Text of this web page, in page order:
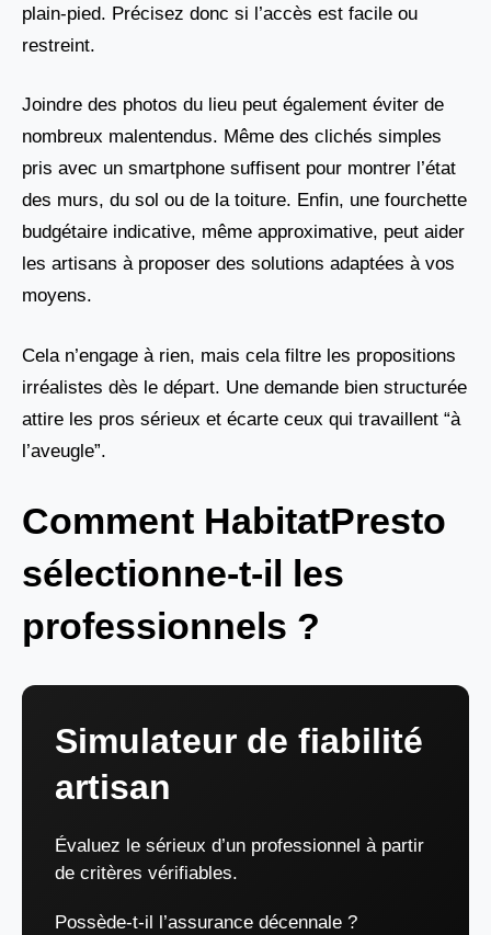
plain-pied. Précisez donc si l’accès est facile ou
restreint.
Joindre des photos du lieu peut également éviter de
nombreux malentendus. Même des clichés simples
pris avec un smartphone suffisent pour montrer l’état
des murs, du sol ou de la toiture. Enfin, une fourchette
budgétaire indicative, même approximative, peut aider
les artisans à proposer des solutions adaptées à vos
moyens.
Cela n’engage à rien, mais cela filtre les propositions
irréalistes dès le départ. Une demande bien structurée
attire les pros sérieux et écarte ceux qui travaillent “à
l’aveugle”.
Comment HabitatPresto
sélectionne-t-il les
professionnels ?
Simulateur de fiabilité
artisan
Évaluez le sérieux d’un professionnel à partir
de critères vérifiables.
Possède-t-il l’assurance décennale ?